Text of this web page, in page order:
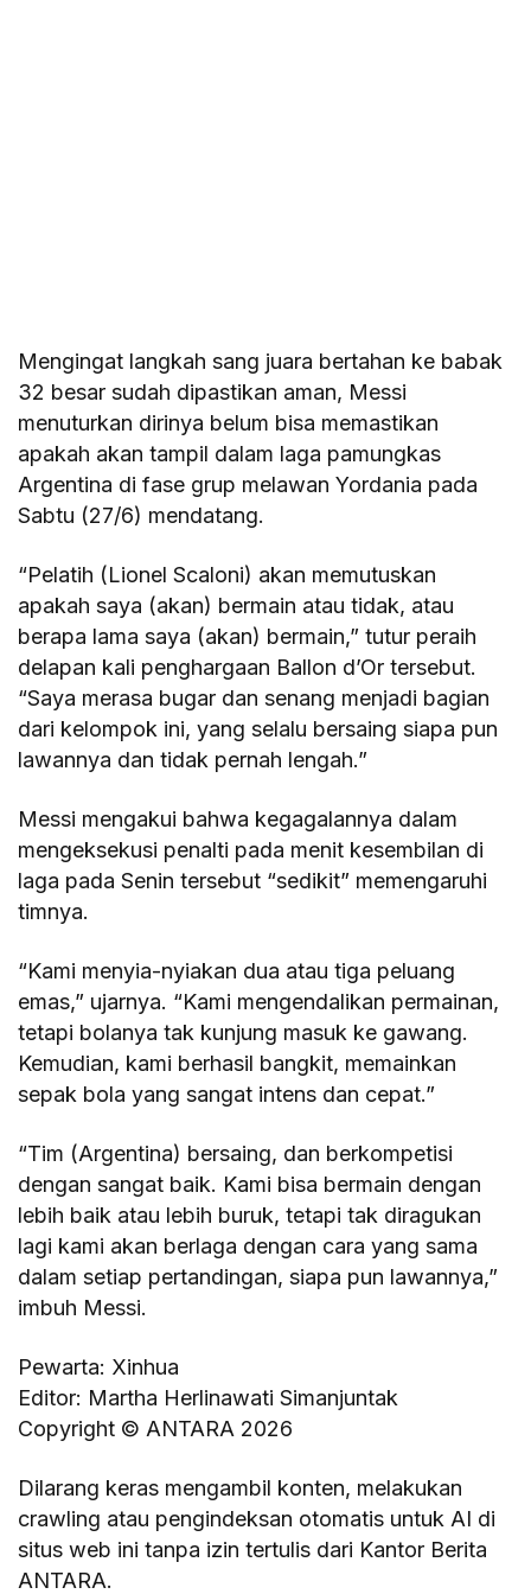
Mengingat langkah sang juara bertahan ke babak
32 besar sudah dipastikan aman, Messi
menuturkan dirinya belum bisa memastikan
apakah akan tampil dalam laga pamungkas
Argentina di fase grup melawan Yordania pada
Sabtu (27/6) mendatang.
“Pelatih (Lionel Scaloni) akan memutuskan
apakah saya (akan) bermain atau tidak, atau
berapa lama saya (akan) bermain,” tutur peraih
delapan kali penghargaan Ballon d’Or tersebut.
“Saya merasa bugar dan senang menjadi bagian
dari kelompok ini, yang selalu bersaing siapa pun
lawannya dan tidak pernah lengah.”
Messi mengakui bahwa kegagalannya dalam
mengeksekusi penalti pada menit kesembilan di
laga pada Senin tersebut “sedikit” memengaruhi
timnya.
“Kami menyia-nyiakan dua atau tiga peluang
emas,” ujarnya. “Kami mengendalikan permainan,
tetapi bolanya tak kunjung masuk ke gawang.
Kemudian, kami berhasil bangkit, memainkan
sepak bola yang sangat intens dan cepat.”
“Tim (Argentina) bersaing, dan berkompetisi
dengan sangat baik. Kami bisa bermain dengan
lebih baik atau lebih buruk, tetapi tak diragukan
lagi kami akan berlaga dengan cara yang sama
dalam setiap pertandingan, siapa pun lawannya,”
imbuh Messi.
Pewarta: Xinhua
Editor: Martha Herlinawati Simanjuntak
Copyright © ANTARA 2026
Dilarang keras mengambil konten, melakukan
crawling atau pengindeksan otomatis untuk AI di
situs web ini tanpa izin tertulis dari Kantor Berita
ANTARA.